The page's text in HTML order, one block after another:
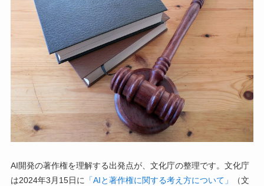
AI開発の著作権を理解する出発点が、文化庁の整理です。文化庁
は2024年3月15日に 「AIと著作権に関する考え方について」
（文